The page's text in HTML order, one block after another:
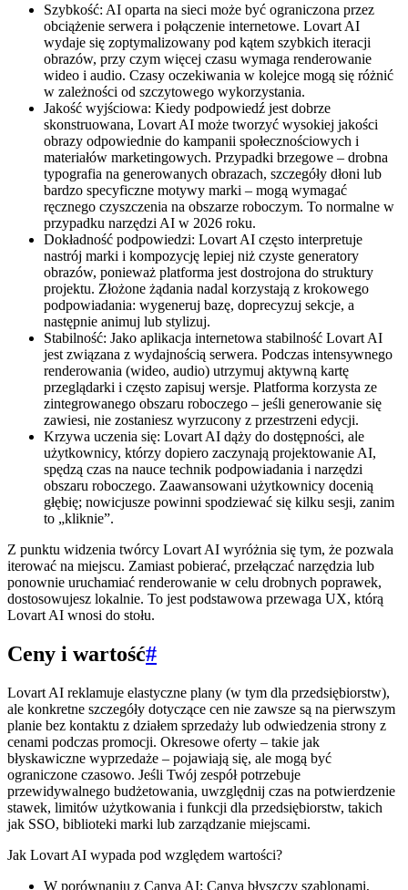
Szybkość: AI oparta na sieci może być ograniczona przez
obciążenie serwera i połączenie internetowe. Lovart AI
wydaje się zoptymalizowany pod kątem szybkich iteracji
obrazów, przy czym więcej czasu wymaga renderowanie
wideo i audio. Czasy oczekiwania w kolejce mogą się różnić
w zależności od szczytowego wykorzystania.
Jakość wyjściowa: Kiedy podpowiedź jest dobrze
skonstruowana, Lovart AI może tworzyć wysokiej jakości
obrazy odpowiednie do kampanii społecznościowych i
materiałów marketingowych. Przypadki brzegowe – drobna
typografia na generowanych obrazach, szczegóły dłoni lub
bardzo specyficzne motywy marki – mogą wymagać
ręcznego czyszczenia na obszarze roboczym. To normalne w
przypadku narzędzi AI w 2026 roku.
Dokładność podpowiedzi: Lovart AI często interpretuje
nastrój marki i kompozycję lepiej niż czyste generatory
obrazów, ponieważ platforma jest dostrojona do struktury
projektu. Złożone żądania nadal korzystają z krokowego
podpowiadania: wygeneruj bazę, doprecyzuj sekcje, a
następnie animuj lub stylizuj.
Stabilność: Jako aplikacja internetowa stabilność Lovart AI
jest związana z wydajnością serwera. Podczas intensywnego
renderowania (wideo, audio) utrzymuj aktywną kartę
przeglądarki i często zapisuj wersje. Platforma korzysta ze
zintegrowanego obszaru roboczego – jeśli generowanie się
zawiesi, nie zostaniesz wyrzucony z przestrzeni edycji.
Krzywa uczenia się: Lovart AI dąży do dostępności, ale
użytkownicy, którzy dopiero zaczynają projektowanie AI,
spędzą czas na nauce technik podpowiadania i narzędzi
obszaru roboczego. Zaawansowani użytkownicy docenią
głębię; nowicjusze powinni spodziewać się kilku sesji, zanim
to „kliknie”.
Z punktu widzenia twórcy Lovart AI wyróżnia się tym, że pozwala
iterować na miejscu. Zamiast pobierać, przełączać narzędzia lub
ponownie uruchamiać renderowanie w celu drobnych poprawek,
dostosowujesz lokalnie. To jest podstawowa przewaga UX, którą
Lovart AI wnosi do stołu.
Ceny i wartość#
Lovart AI reklamuje elastyczne plany (w tym dla przedsiębiorstw),
ale konkretne szczegóły dotyczące cen nie zawsze są na pierwszym
planie bez kontaktu z działem sprzedaży lub odwiedzenia strony z
cenami podczas promocji. Okresowe oferty – takie jak
błyskawiczne wyprzedaże – pojawiają się, ale mogą być
ograniczone czasowo. Jeśli Twój zespół potrzebuje
przewidywalnego budżetowania, uwzględnij czas na potwierdzenie
stawek, limitów użytkowania i funkcji dla przedsiębiorstw, takich
jak SSO, biblioteki marki lub zarządzanie miejscami.
Jak Lovart AI wypada pod względem wartości?
W porównaniu z Canva AI: Canva błyszczy szablonami,